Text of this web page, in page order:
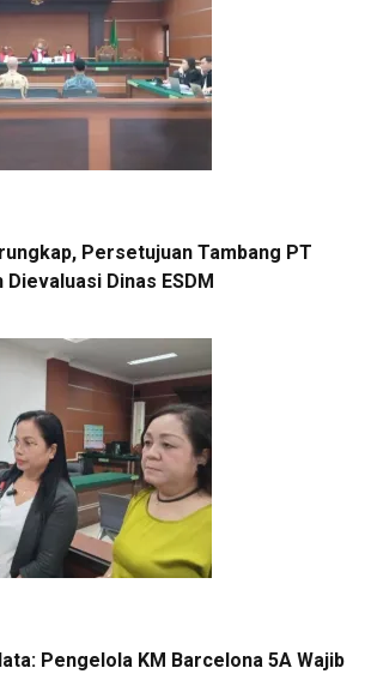
Persetujuan Tambang PT
Dievaluasi Dinas ESDM
Pengelola KM Barcelona 5A Wajib